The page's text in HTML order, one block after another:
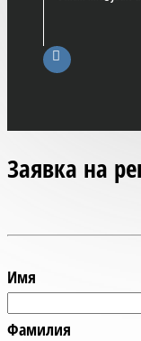
Заявка на
Имя
Фамилия